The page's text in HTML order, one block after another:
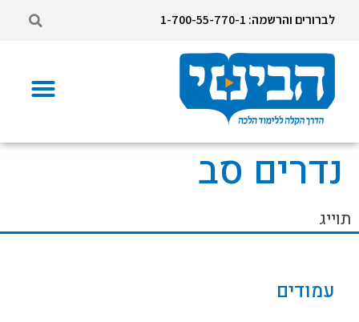
לברורים והרשמה: 1-700-55-770-1
נדרים סב
תוייג
עמודים